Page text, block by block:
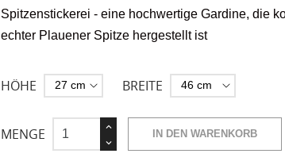
Spitzenstickerei - eine hochwertige Gardine, die
echter Plauener Spitze hergestellt ist
HÖHE BREITE
MENGE IN DEN WARENKORB